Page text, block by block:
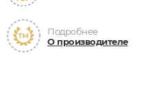
Подробнее
О производителе